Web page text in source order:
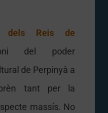
dels Reis de
del poder
de Perpinyà a
tant per la
massís. No